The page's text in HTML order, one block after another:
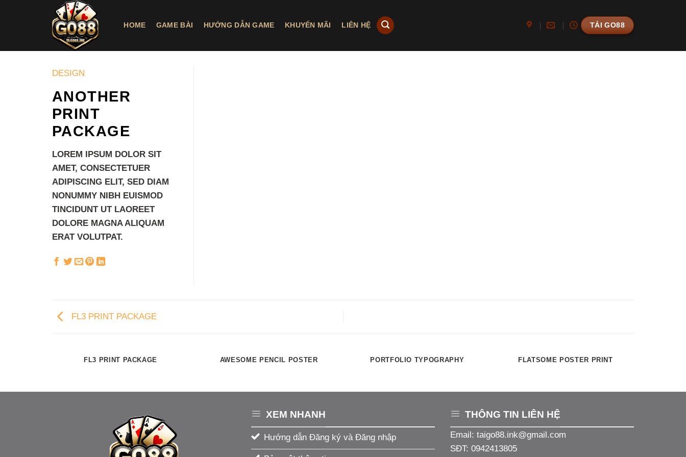
HOME GAME BÀI HƯỚNG DẪN GAME KHUYẾN MÃI LIÊN HỆ TẢI GO88
DESIGN
ANOTHER
PRINT
PACKAGE
LOREM IPSUM DOLOR SIT
AMET, CONSECTETUER
ADIPISCING ELIT, SED DIAM
NONUMMY NIBH EUISMOD
TINCIDUNT UT LAOREET
DOLORE MAGNA ALIQUAM
ERAT VOLUTPAT.
FL3 PRINT PACKAGE
FL3 PRINT PACKAGE AWESOME PENCIL POSTER PORTFOLIO TYPOGRAPHY FLATSOME POSTER PRINT
XEM NHANH
Hướng dẫn Đăng ký và Đăng nhập
THÔNG TIN LIÊN HỆ
Email: taigo88.ink@gmail.com
SĐT: 0942413805